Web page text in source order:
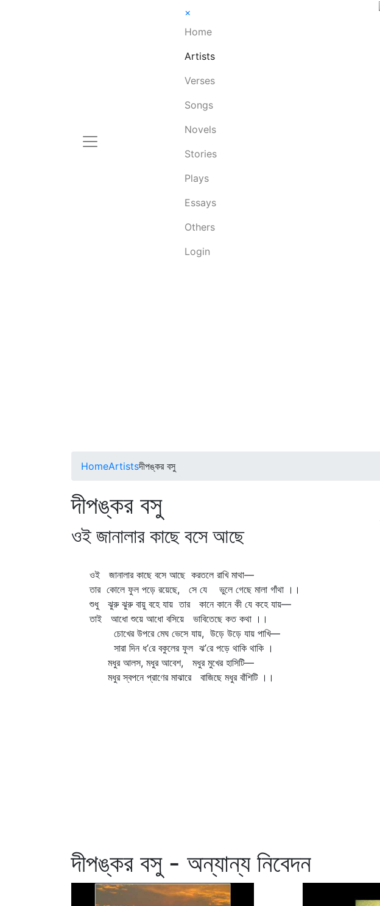
×
Home
Artists
Verses
Songs
Novels
Stories
Plays
Essays
Others
Login
HomeArtistsদীপঙ্কর বসু
দীপঙ্কর বসু
ওই জানালার কাছে বসে আছে
ওই জানালার কাছে বসে আছে করতলে রাখি মাথা—
তার কোলে ফুল পড়ে রয়েছে, সে যে ভুলে গেছে মালা গাঁথা ।।
শুধু ঝুরু ঝুরু বায়ু বহে যায় তার কানে কানে কী যে কহে যায়—
তাই আধো শুয়ে আধো বসিয়ে ভাবিতেছে কত কথা ।।
চোখের উপরে মেঘ ভেসে যায়, উড়ে উড়ে যায় পাখি—
সারা দিন ধ’রে বকুলের ফুল ঝ’রে পড়ে থাকি থাকি ।
মধুর আলস, মধুর আবেশ, মধুর মুখের হাসিটি—
মধুর স্বপনে প্রাণের মাঝারে বাজিছে মধুর বাঁশিটি ।।
দীপঙ্কর বসু - অন্যান্য নিবেদন